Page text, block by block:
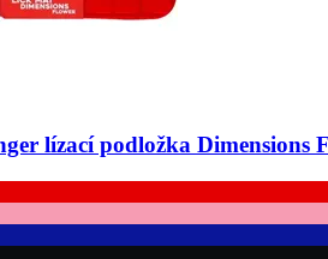
lízací podložka Dimensions